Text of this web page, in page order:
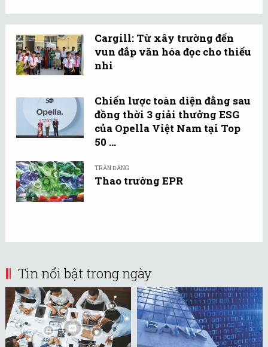
Cargill: Từ xây trường đến
vun đắp văn hóa đọc cho thiếu
nhi
Chiến lược toàn diện đằng sau
đồng thời 3 giải thưởng ESG
của Opella Việt Nam tại Top
50 ...
TRẦN ĐĂNG
Thao trường EPR
Tin nổi bật trong ngày